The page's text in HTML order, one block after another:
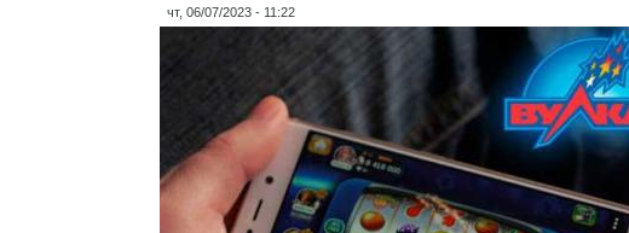
чт, 06/07/2023 - 11:22